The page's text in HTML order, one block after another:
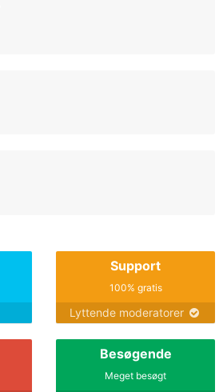
Support
100% gratis
Lyttende moderatorer
Besøgende
Meget besøgt